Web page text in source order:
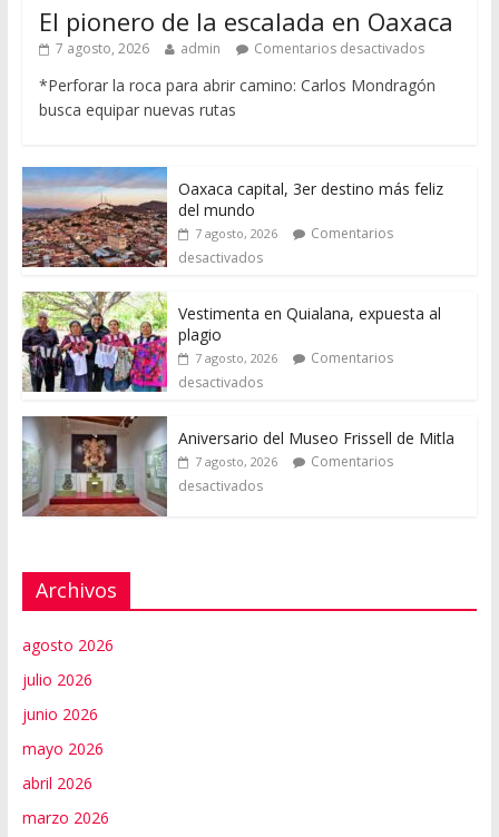
El pionero de la escalada en Oaxaca
7 agosto, 2026 admin Comentarios desactivados
*Perforar la roca para abrir camino: Carlos Mondragón
busca equipar nuevas rutas
Oaxaca capital, 3er destino más feliz
del mundo
7 agosto, 2026
Comentarios
desactivados
Vestimenta en Quialana, expuesta al
plagio
7 agosto, 2026
Comentarios
desactivados
Aniversario del Museo Frissell de Mitla
7 agosto, 2026
Comentarios
desactivados
Archivos
agosto 2026
julio 2026
junio 2026
mayo 2026
abril 2026
marzo 2026